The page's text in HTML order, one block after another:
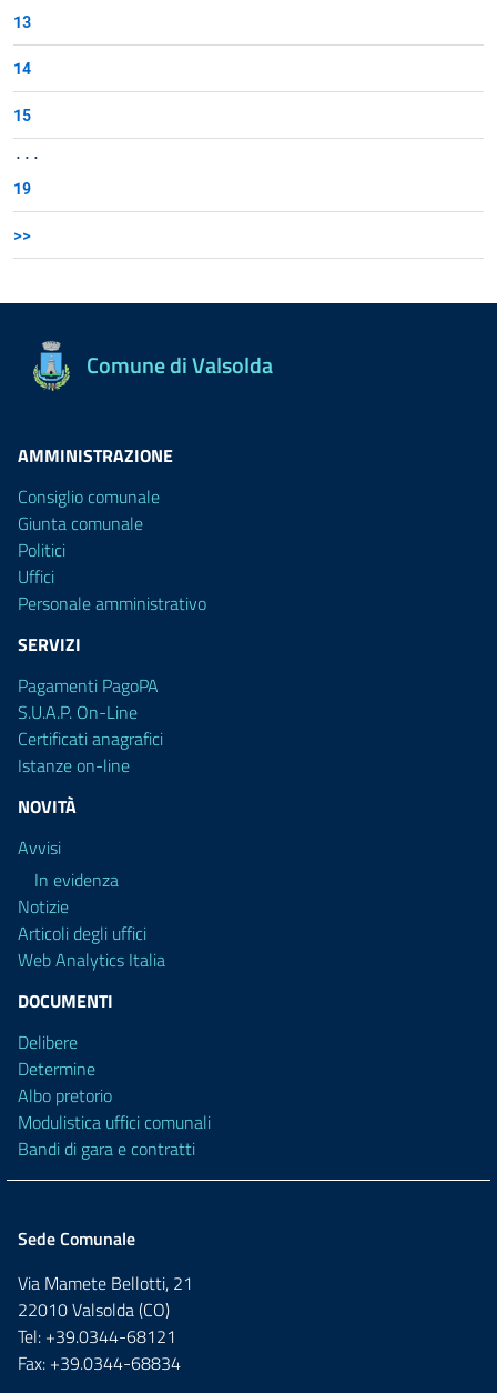
13
14
15
...
19
>>
Comune di Valsolda
AMMINISTRAZIONE
Consiglio comunale
Giunta comunale
Politici
Uffici
Personale amministrativo
SERVIZI
Pagamenti PagoPA
S.U.A.P. On-Line
Certificati anagrafici
Istanze on-line
NOVITÀ
Avvisi
In evidenza
Notizie
Articoli degli uffici
Web Analytics Italia
DOCUMENTI
Delibere
Determine
Albo pretorio
Modulistica uffici comunali
Bandi di gara e contratti
Sede Comunale
Via Mamete Bellotti, 21
22010 Valsolda (CO)
Tel: +39.0344-68121
Fax: +39.0344-68834